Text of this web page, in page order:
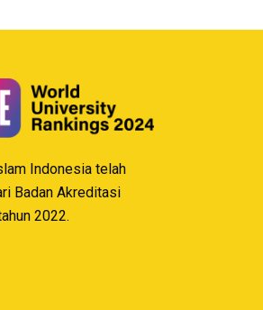
Indonesia telah
Badan Akreditasi
2022.